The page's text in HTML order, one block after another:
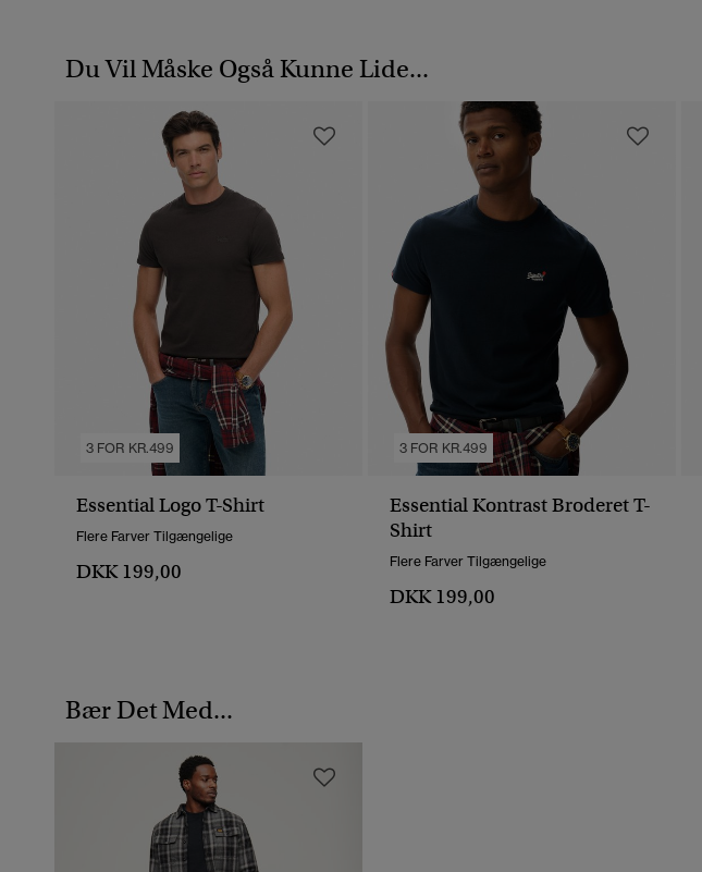
Du Vil Måske Også Kunne Lide...
3 FOR KR.499
Essential Logo T-Shirt
Flere Farver Tilgængelige
DKK 199,00
3 FOR KR.499
Essential Kontrast Broderet T-
Shirt
Flere Farver Tilgængelige
DKK 199,00
Bær Det Med...